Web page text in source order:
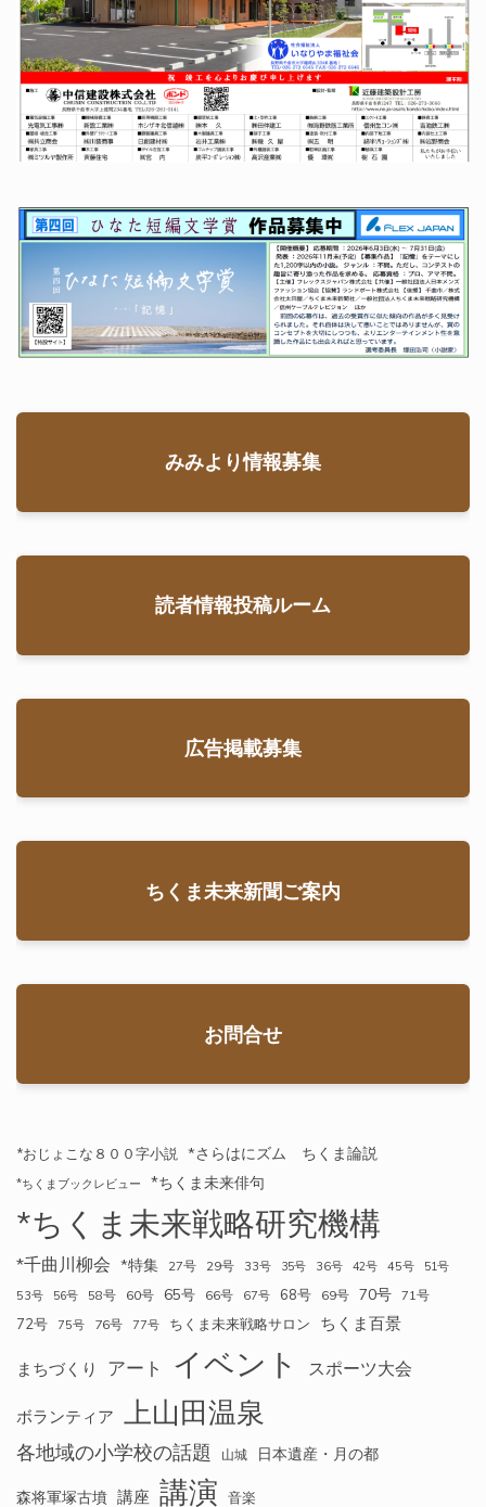
みみより情報募集
読者情報投稿ルーム
広告掲載募集
ちくま未来新聞ご案内
お問合せ
*おじょこな８００字小説 *さらはにズム ちくま論説
*ちくまブックレビュー *ちくま未来俳句
*ちくま未来戦略研究機構
*千曲川柳会 *特集 27号 29号 33号 35号 36号 42号 45号
51号
53号
56号 58号 60号 65号 66号 67号 68号 69号 70号 71号
72号 75号 76号 77号 ちくま未来戦略サロン ちくま百景
まちづくり アート イベント スポーツ大会
ボランティア 上山田温泉
各地域の小学校の話題 山城 日本遺産・月の都
森将軍塚古墳 講座 講演 音楽